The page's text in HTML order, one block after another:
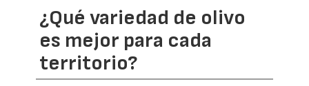
¿Qué variedad de olivo
es mejor para cada
territorio?